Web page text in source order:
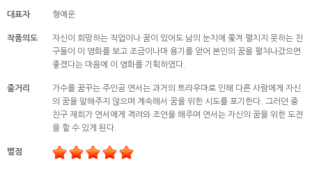
대표자 형예운
작품의도
자신이 희망하는 직업이나 꿈이 있어도 남의 눈치에 쫓겨 펼치지 못하는 친
구들이 이 영화를 보고 조금이나마 용기를 얻어 본인의 꿈을 펼쳐나갔으면
좋겠다는 마음에 이 영화를 기획하였다.
줄거리
가수를 꿈꾸는 주인공 연서는 과거의 트라우마로 인해 다른 사람에게 자신
의 꿈을 말해주지 않으며 계속해서 꿈을 위한 시도를 포기한다. 그러던 중
친구 재희가 연서에게 격려와 조언을 해주며 연서는 자신의 꿈을 위한 도전
을 할 수 있게 된다.
별점